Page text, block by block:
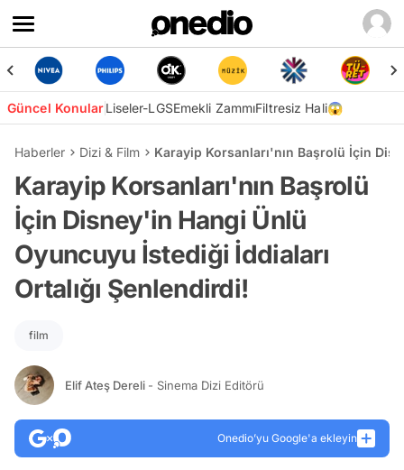
Güncel KonularLiseler-LGSEmekli ZammıFiltresiz Hali😱
Haberler Dizi & Film Karayip Korsanları'nın Başrolü İçin
Karayip Korsanları'nın Başrolü
İçin Disney'in Hangi Ünlü
Oyuncuyu İstediği İddiaları
Ortalığı Şenlendirdi!
film
Elif Ateş Dereli - Sinema Dizi Editörü
Onedio’yu Google'a ekleyin